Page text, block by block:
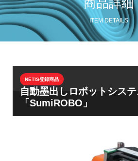
商品詳細
ITEM DETAILS
自動墨出しロボットシス
「SumiROBO」
NETIS登録商品